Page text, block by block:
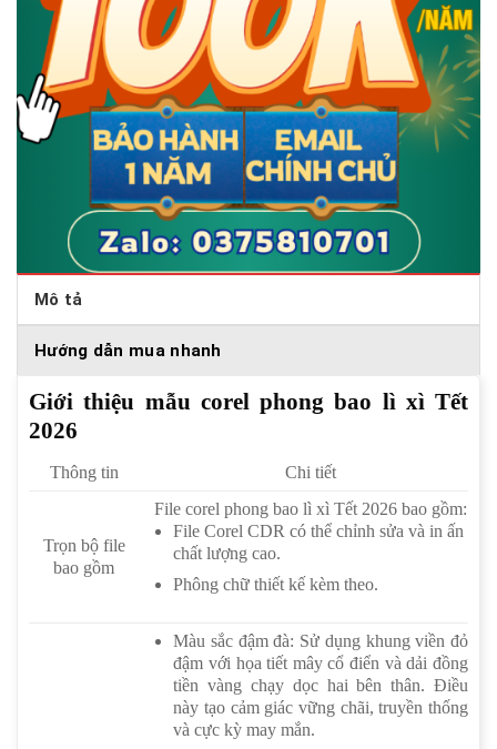
Mô tả
Hướng dẫn mua nhanh
Giới thiệu mẫu corel phong bao lì xì Tết
2026
Thông tin Chi tiết
Trọn bộ file
bao gồm
File corel phong bao lì xì Tết 2026 bao gồm:
File Corel CDR có thể chỉnh sửa và in ấn
chất lượng cao.
Phông chữ thiết kế kèm theo.
Màu sắc đậm đà: Sử dụng khung viền đỏ
đậm với họa tiết mây cổ điển và dải đồng
tiền vàng chạy dọc hai bên thân. Điều
này tạo cảm giác vững chãi, truyền thống
và cực kỳ may mắn.